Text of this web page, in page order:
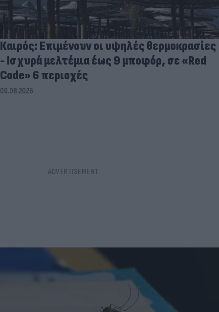
Καιρός: Επιμένουν οι υψηλές θερμοκρασίες
- Ισχυρά μελτέμια έως 9 μποφόρ, σε «Red
Code» 6 περιοχές
09.08.2026